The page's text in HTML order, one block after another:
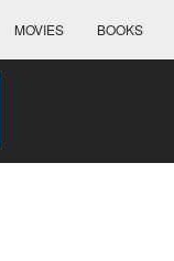
MOVIES BOOKS